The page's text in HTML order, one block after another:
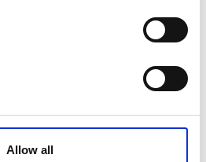
Allow all
sondern übertrifft diese
auch hocheffizient ist.